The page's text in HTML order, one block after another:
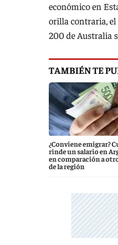
económico en
orilla contraria, el
200 de Australia
TAMBIÉN TE
¿Conviene emigrar?
rinde un salario en
en comparación a
de la región